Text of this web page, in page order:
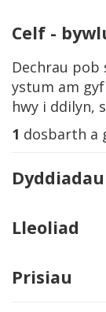
Celf -
Dechrau pob
ystum am
hwy i ddilyn,
1 dosbarth a
Dyddiadau
Lleoliad
Prisiau